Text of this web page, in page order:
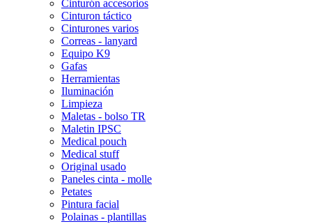
Cinturón accesorios
Cinturon táctico
Cinturones varios
Correas - lanyard
Equipo K9
Gafas
Herramientas
Iluminación
Limpieza
Maletas - bolso TR
Maletin IPSC
Medical pouch
Medical stuff
Original usado
Paneles cinta - molle
Petates
Pintura facial
Polainas - plantillas